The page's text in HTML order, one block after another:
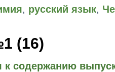
, русский язык,
(16)
к содержанию